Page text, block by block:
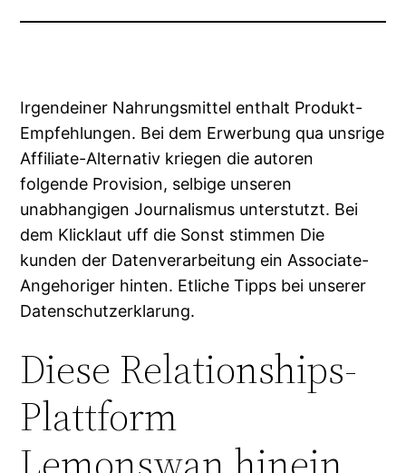
Irgendeiner Nahrungsmittel enthalt Produkt-
Empfehlungen. Bei dem Erwerbung qua unsrige
Affiliate-Alternativ kriegen die autoren
folgende Provision, selbige unseren
unabhangigen Journalismus unterstutzt. Bei
dem Klicklaut uff die Sonst stimmen Die
kunden der Datenverarbeitung ein Associate-
Angehoriger hinten. Etliche Tipps bei unserer
Datenschutzerklarung.
Diese Relationships-
Plattform